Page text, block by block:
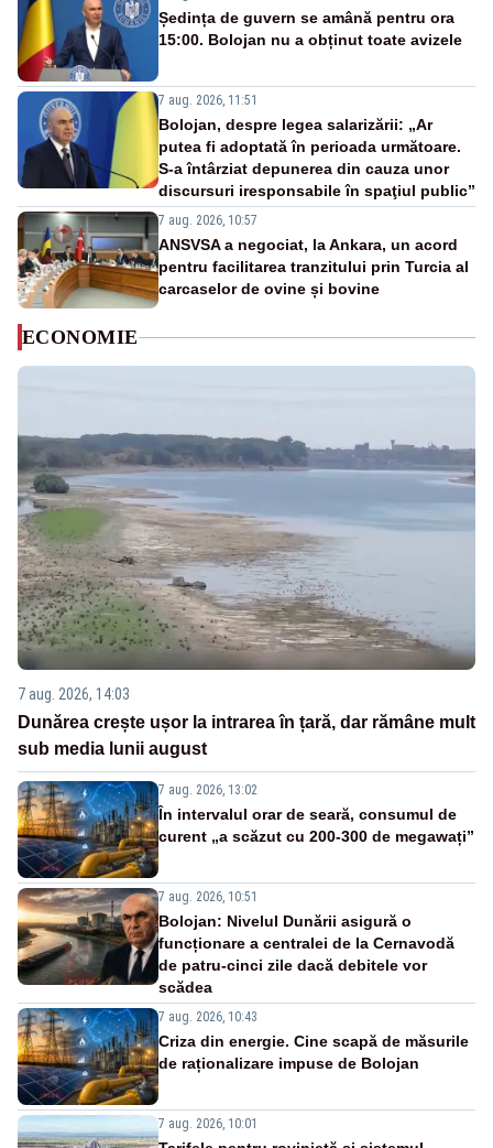
Ședința de guvern se amână pentru ora
15:00. Bolojan nu a obținut toate avizele
7 aug. 2026, 11:51
Bolojan, despre legea salarizării: „Ar
putea fi adoptată în perioada următoare.
S-a întârziat depunerea din cauza unor
discursuri iresponsabile în spaţiul public”
7 aug. 2026, 10:57
ANSVSA a negociat, la Ankara, un acord
pentru facilitarea tranzitului prin Turcia al
carcaselor de ovine și bovine
ECONOMIE
7 aug. 2026, 14:03
Dunărea crește ușor la intrarea în țară, dar rămâne mult
sub media lunii august
7 aug. 2026, 13:02
În intervalul orar de seară, consumul de
curent „a scăzut cu 200-300 de megawați”
7 aug. 2026, 10:51
Bolojan: Nivelul Dunării asigură o
funcționare a centralei de la Cernavodă
de patru-cinci zile dacă debitele vor
scădea
7 aug. 2026, 10:43
Criza din energie. Cine scapă de măsurile
de raționalizare impuse de Bolojan
7 aug. 2026, 10:01